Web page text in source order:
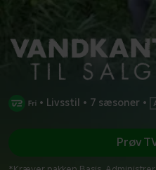
• Livsstil • 7 sæsoner •
Prøv